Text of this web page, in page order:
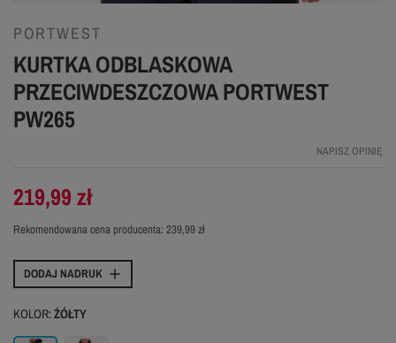
PORTWEST
KURTKA ODBLASKOWA
PRZECIWDESZCZOWA PORTWEST
PW265
NAPISZ OPINIĘ
Rekomendowana cena producenta: 239,99 zł
219,99 zł
DODAJ NADRUK
KOLOR:ŻÓŁTY